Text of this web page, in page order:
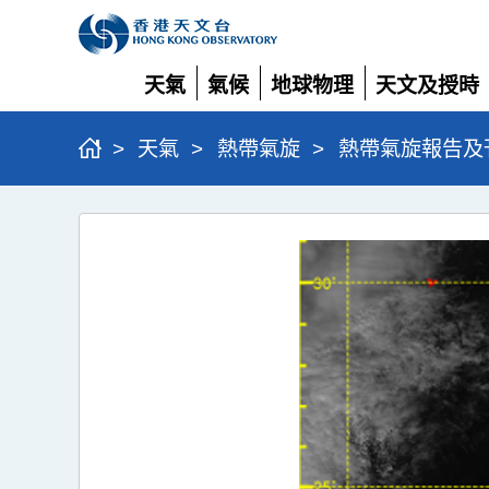
天氣
展
開
氣候
展
開
地球物理
展
開
天文及授時
展
開
> 天氣 > 熱帶氣旋 > 熱帶氣旋報告及
超